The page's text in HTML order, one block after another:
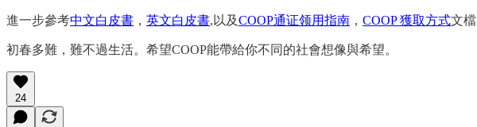
進一步參考中文白皮書 ， 英文白皮書,以及COOP通证领用指南 ， COOP 獲取方式文檔
初春多難，難不過生活。希望COOP能帶給你不同的社會想像與希望。
24